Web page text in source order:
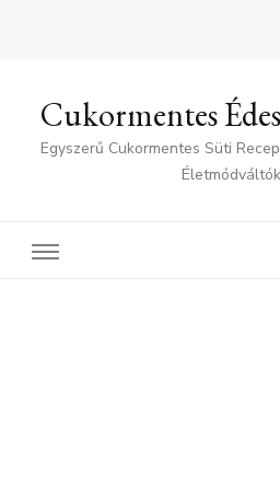
Cukormentes
Egyszerű Cukormentes Süti